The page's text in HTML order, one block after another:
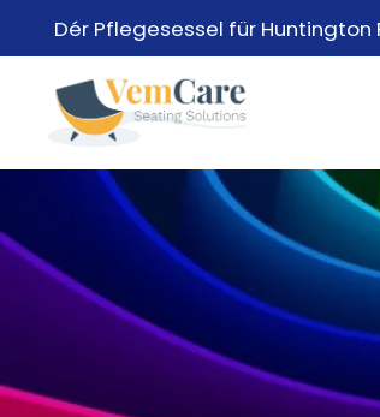
Dér Pflegesessel für Huntington